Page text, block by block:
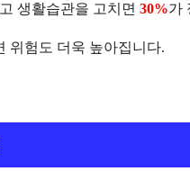
생활습관을 고치면 30%가
위험도 더욱 높아집니다.